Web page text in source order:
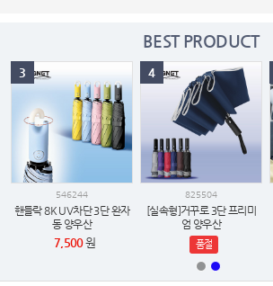
BEST PRODUCT
546244
핸들락 8K UV차단 3단 완자
동 양우산
7,500원
3
825504
[실속형]거꾸로 3단 프리미
엄 양우산
품절
4